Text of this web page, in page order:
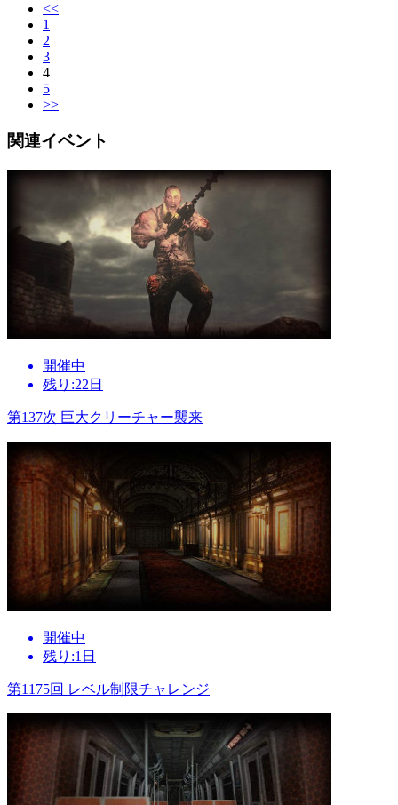
<<
1
2
3
4
5
>>
関連イベント
開催中
残り:22日
第137次 巨大クリーチャー襲来
開催中
残り:1日
第1175回 レベル制限チャレンジ